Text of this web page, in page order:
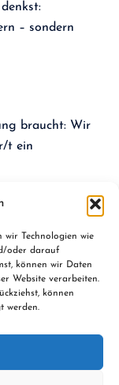
wir Technologien wie
oder darauf
können wir Daten
Website verarbeiten.
können
werden.
– sondern
braucht: Wir
t ein